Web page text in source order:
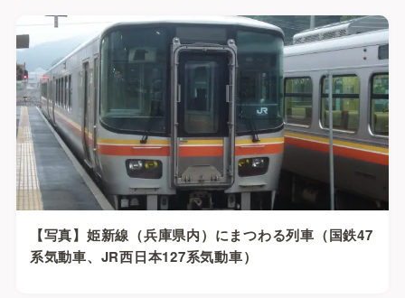
【写真】姫新線（兵庫県内）にまつわる列車（国鉄47
系気動車、JR西日本127系気動車）